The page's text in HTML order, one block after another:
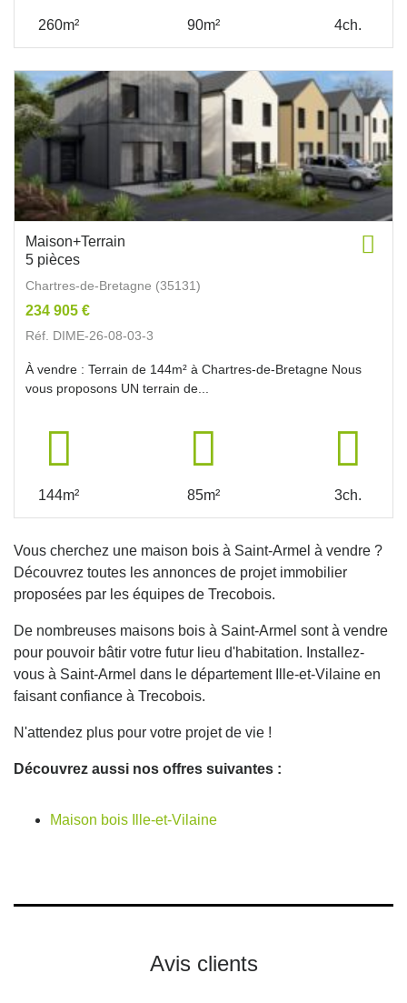
260m² 90m² 4ch.
Maison+Terrain
5 pièces
Chartres-de-Bretagne (35131)
234 905 €
Réf. DIME-26-08-03-3
À vendre : Terrain de 144m² à Chartres-de-Bretagne Nous
vous proposons UN terrain de...
144m² 85m² 3ch.
Vous cherchez une maison bois à Saint-Armel à vendre ?
Découvrez toutes les annonces de projet immobilier
proposées par les équipes de Trecobois.
De nombreuses maisons bois à Saint-Armel sont à vendre
pour pouvoir bâtir votre futur lieu d'habitation. Installez-
vous à Saint-Armel dans le département Ille-et-Vilaine en
faisant confiance à Trecobois.
N'attendez plus pour votre projet de vie !
Découvrez aussi nos offres suivantes :
Maison bois Ille-et-Vilaine
Avis clients